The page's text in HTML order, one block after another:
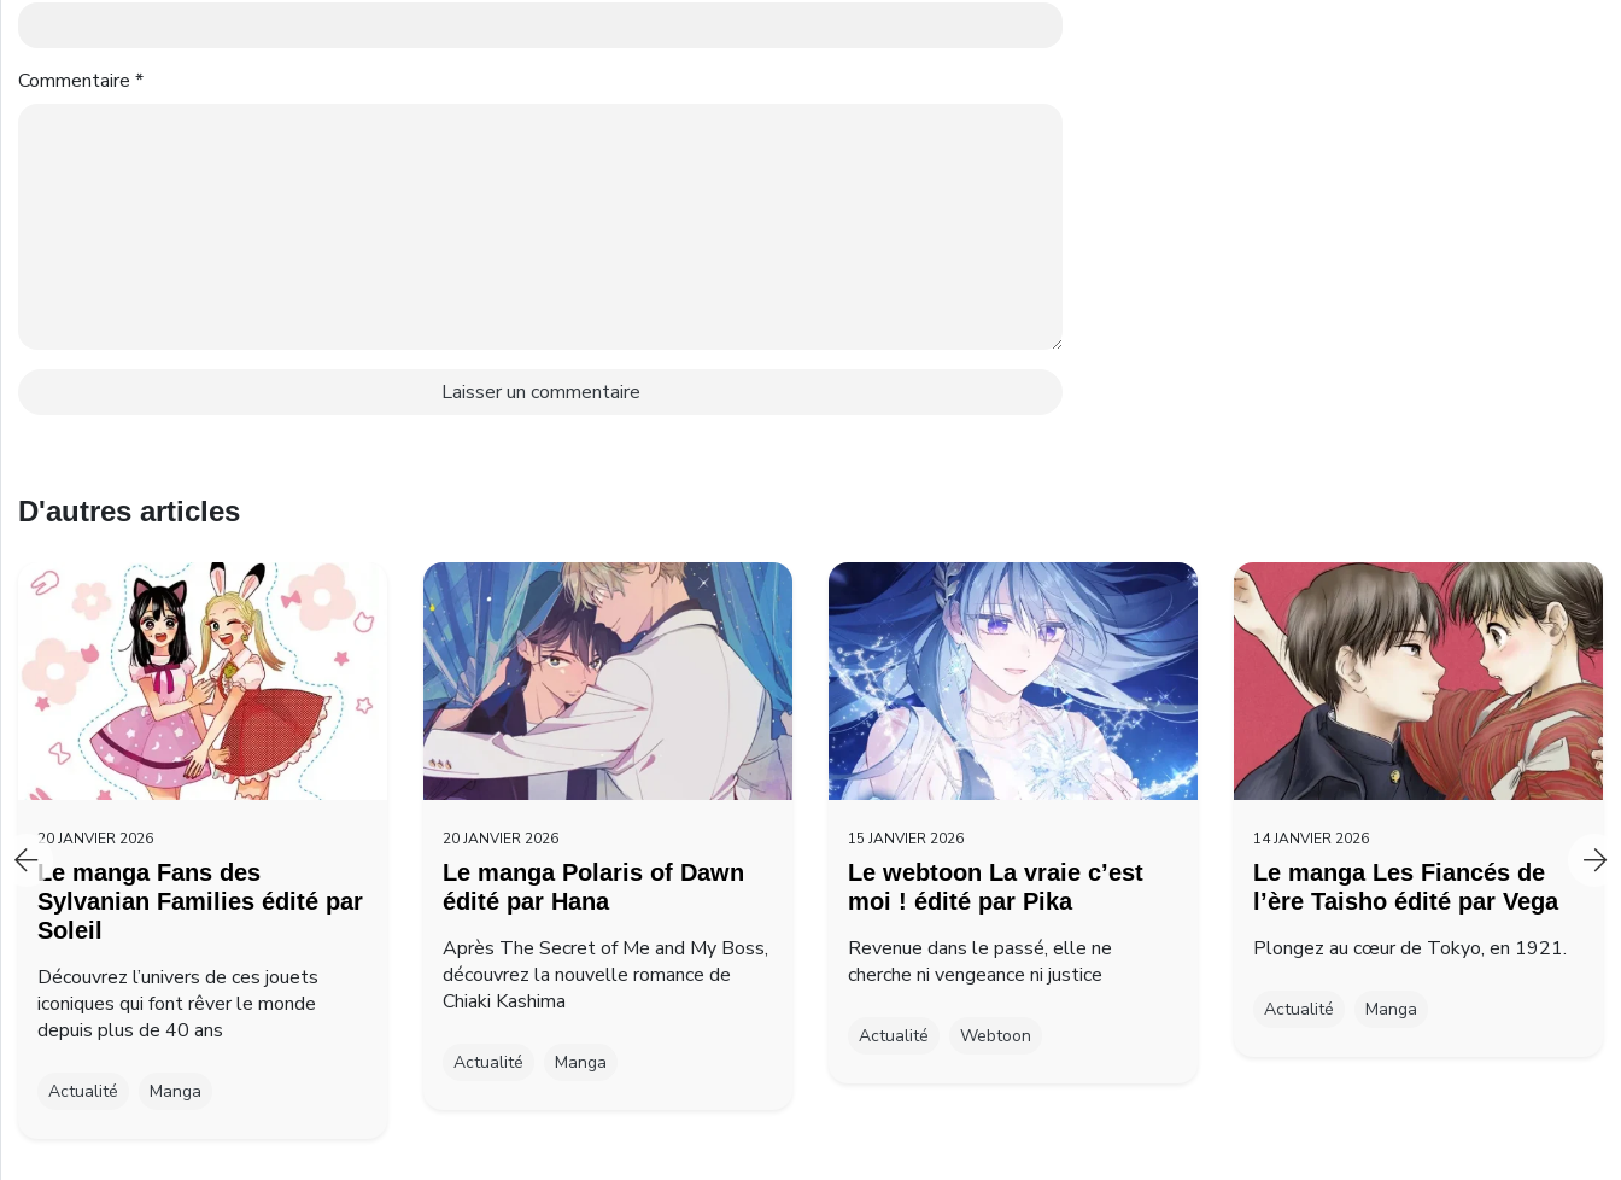
Commentaire *
D'autres articles
20 JANVIER 2026
Le manga Fans des
Sylvanian Families édité par
Soleil
Découvrez l’univers de ces jouets
iconiques qui font rêver le monde
depuis plus de 40 ans
Actualité Manga
20 JANVIER 2026
Le manga Polaris of Dawn
édité par Hana
Après The Secret of Me and My Boss,
découvrez la nouvelle romance de
Chiaki Kashima
Actualité Manga
15 JANVIER 2026
Le webtoon La vraie c’est
moi ! édité par Pika
Revenue dans le passé, elle ne
cherche ni vengeance ni justice
Actualité Webtoon
14 JANVIER 2026
Le manga Les Fiancés de
l’ère Taisho édité par Vega
Plongez au cœur de Tokyo, en 1921.
Actualité Manga